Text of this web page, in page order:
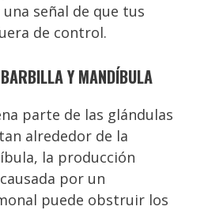
señal de que tus
de control.
Y MANDÍBULA
parte de las glándulas
alrededor de la
la producción
por un
puede obstruir los